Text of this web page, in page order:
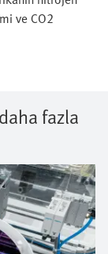
ve CO2
fazla